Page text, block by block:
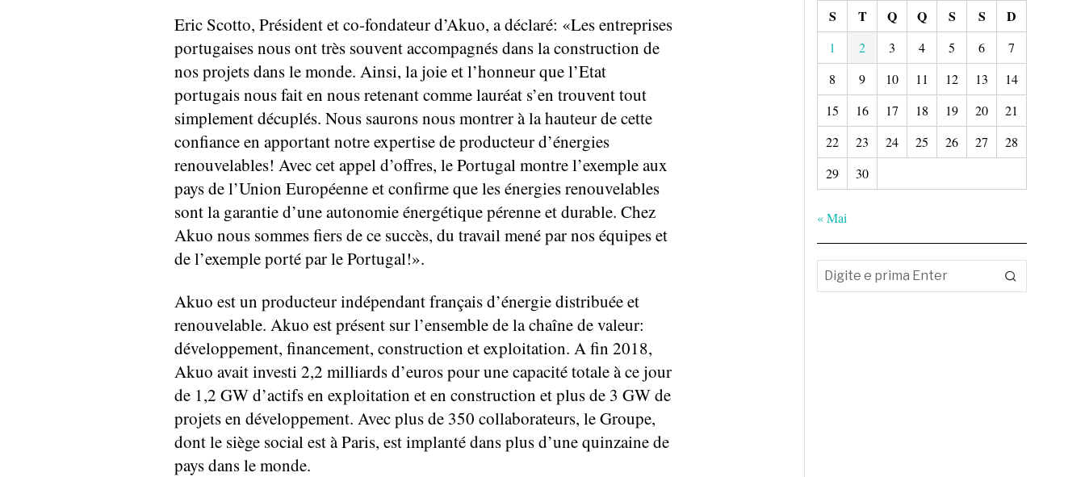
Eric Scotto, Président et co-fondateur d’Akuo, a déclaré: «Les entreprises
portugaises nous ont très souvent accompagnés dans la construction de
nos projets dans le monde. Ainsi, la joie et l’honneur que l’Etat
portugais nous fait en nous retenant comme lauréat s’en trouvent tout
simplement décuplés. Nous saurons nous montrer à la hauteur de cette
confiance en apportant notre expertise de producteur d’énergies
renouvelables! Avec cet appel d’offres, le Portugal montre l’exemple aux
pays de l’Union Européenne et confirme que les énergies renouvelables
sont la garantie d’une autonomie énergétique pérenne et durable. Chez
Akuo nous sommes fiers de ce succès, du travail mené par nos équipes et
de l’exemple porté par le Portugal!».
Akuo est un producteur indépendant français d’énergie distribuée et
renouvelable. Akuo est présent sur l’ensemble de la chaîne de valeur:
développement, financement, construction et exploitation. A fin 2018,
Akuo avait investi 2,2 milliards d’euros pour une capacité totale à ce jour
de 1,2 GW d’actifs en exploitation et en construction et plus de 3 GW de
projets en développement. Avec plus de 350 collaborateurs, le Groupe,
dont le siège social est à Paris, est implanté dans plus d’une quinzaine de
pays dans le monde.
S T Q Q S S D
1 2 3 4 5 6
7
8
9 10 11 12 13
14
15
16 17 18 19 20
21
22
23 24 25 26 27
28
29
30
« Mai